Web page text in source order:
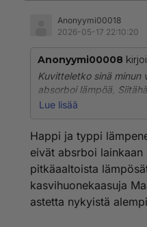
Anonyymi00018
2026-05-17 22:10:20
Anonyymi00008
Kuvitteletko sinä minun
absorboi lämpöä,
ilmaisesti on kysymys.
käytetään siihen
Teillä, jotka joiden pään
sekoittaneet, menee
sekaisin, aivan kuin
ollenkaan.
Lue lisää
Happi ja typpi
eivät absrboi lainkaan
pitkäaaltoista
kasvihuonekaasuja
astetta nykyistä